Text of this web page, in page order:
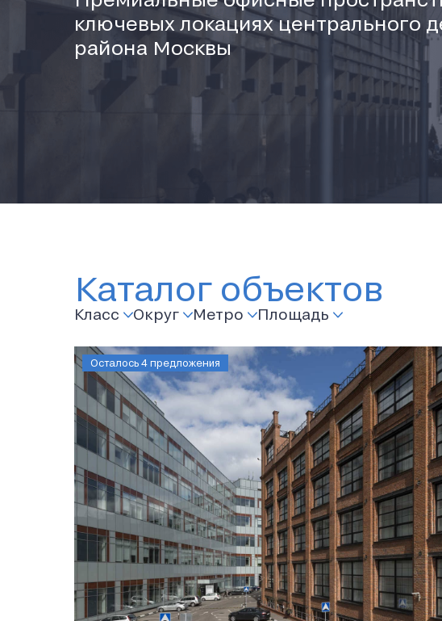
ключевых локациях центрального
района Москвы
Каталог объектов
Класс Округ Метро Площадь
Осталось 4 предложения